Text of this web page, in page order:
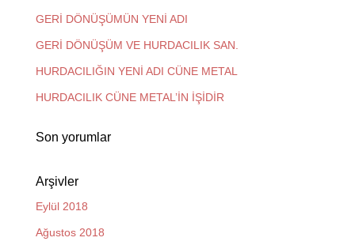
GERİ DÖNÜŞÜMÜN YENİ ADI
GERİ DÖNÜŞÜM VE HURDACILIK SAN.
HURDACILIĞIN YENİ ADI CÜNE METAL
HURDACILIK CÜNE METAL’İN İŞİDİR
Son yorumlar
Arşivler
Eylül 2018
Ağustos 2018